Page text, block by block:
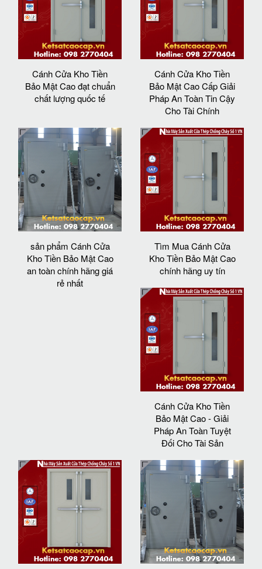
Cánh Cửa Kho Tiền
Bảo Mật Cao đạt chuẩn
chất lượng quốc tế
Cánh Cửa Kho Tiền
Bảo Mật Cao Cấp Giải
Pháp An Toàn Tin Cậy
Cho Tài Chính
sản phẩm Cánh Cửa
Kho Tiền Bảo Mật Cao
an toàn chính hãng giá
rẻ nhất
Tìm Mua Cánh Cửa
Kho Tiền Bảo Mật Cao
chính hãng uy tín
Cánh Cửa Kho Tiền
Bảo Mật Cao - Giải
Pháp An Toàn Tuyệt
Đối Cho Tài Sản